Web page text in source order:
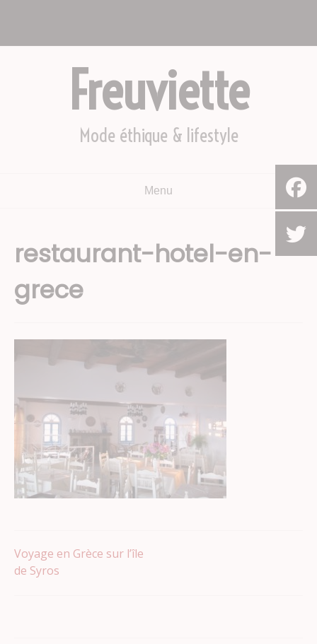
Freuviette
Mode éthique & lifestyle
Menu
restaurant-hotel-en-
grece
Navigation
Voyage en Grèce sur l’île
de Syros